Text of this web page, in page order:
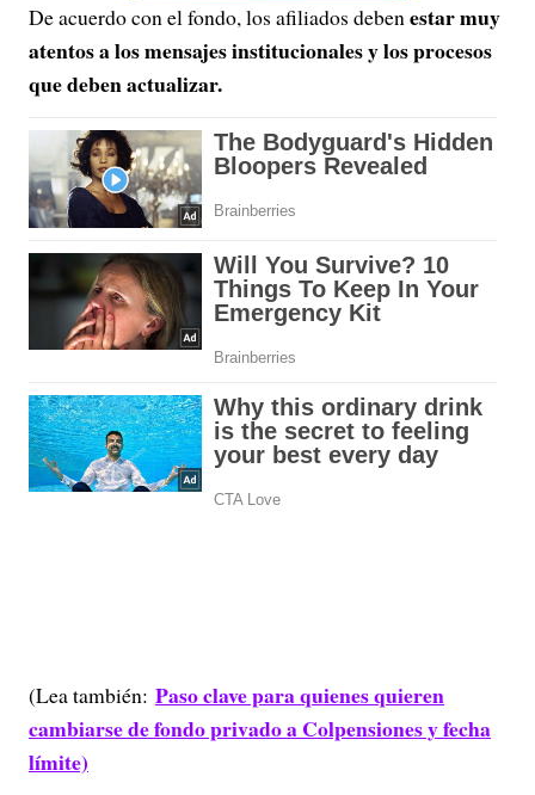
De acuerdo con el fondo, los afiliados debenestar muy
atentos a los mensajes institucionales y los procesos
que deben actualizar.
(Lea también: Paso clave para quienes quieren
cambiarse de fondo privado a Colpensiones y fecha
límite)